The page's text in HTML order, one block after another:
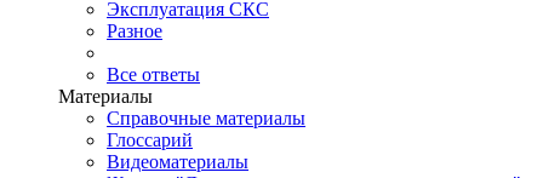
Эксплуатация СКС
Разное
Все ответы
Материалы
Справочные материалы
Глоссарий
Видеоматериалы